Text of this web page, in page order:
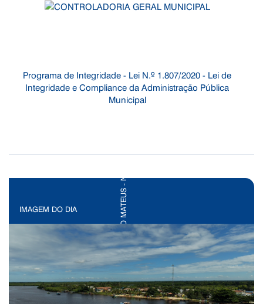
Programa de Integridade - Lei N.º 1.807/2020 - Lei de
Integridade e Compliance da Administração Pública
Municipal
IMAGEM DO DIA